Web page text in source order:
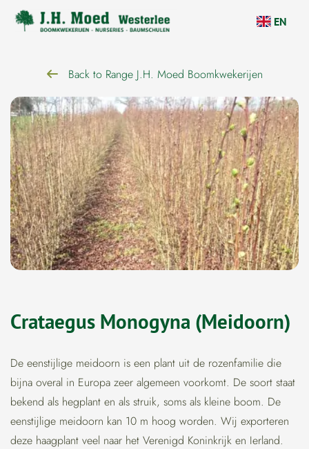
navigation
EN
Back to Range J.H. Moed Boomkwekerijen
Crataegus Monogyna (Meidoorn)
De eenstijlige meidoorn is een plant uit de rozenfamilie die
bijna overal in Europa zeer algemeen voorkomt. De soort staat
bekend als hegplant en als struik, soms als kleine boom. De
eenstijlige meidoorn kan 10 m hoog worden. Wij exporteren
deze haagplant veel naar het Verenigd Koninkrijk en Ierland.